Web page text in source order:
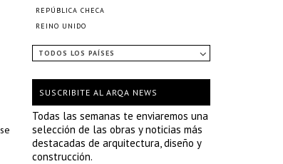
REPÚBLICA CHECA
REINO UNIDO
TODOS LOS PAÍSES
SUSCRIBITE AL ARQA NEWS
Todas las semanas te enviaremos una
selección de las obras y noticias más
destacadas de arquitectura, diseño y
construcción.